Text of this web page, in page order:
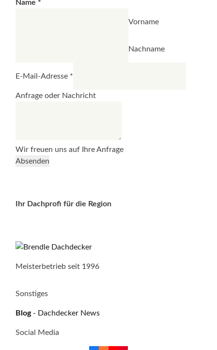
Name *
Vorname
Nachname
E-Mail-Adresse *
Anfrage oder Nachricht
Wir freuen uns auf Ihre Anfrage
Absenden
Ihr Dachprofi für die Region
Meisterbetrieb seit 1996
Sonstiges
Blog- Dachdecker News
Social Media